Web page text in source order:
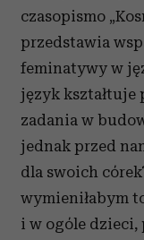
czasopismo
przedstawia
feminatywy w
język kształtuje
zadania w
jednak przed
dla swoich
wymieniłabym
i w ogóle dzieci,